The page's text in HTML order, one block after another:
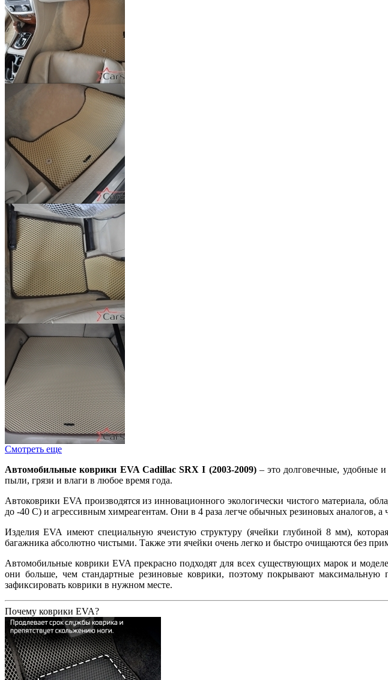
Смотреть еще
Автомобильные коврики EVA Cadillac SRX I (2003-2009) – это долговечные, удобные
пыли, грязи и влаги в любое время года.
Автоковрики EVA производятся из инновационного экологически чистого материала,
до -40 С) и агрессивным химреагентам. Они в 4 раза легче обычных резиновых аналогов,
Изделия EVA имеют специальную ячеистую структуру (ячейки глубиной 8 мм),
багажника абсолютно чистыми. Также эти ячейки очень легко и быстро очищаются без
Автомобильные коврики EVA прекрасно подходят для всех существующих марок и
они больше, чем стандартные резиновые коврики, поэтому покрывают
зафиксировать коврики в нужном месте.
Почему коврики EVA?